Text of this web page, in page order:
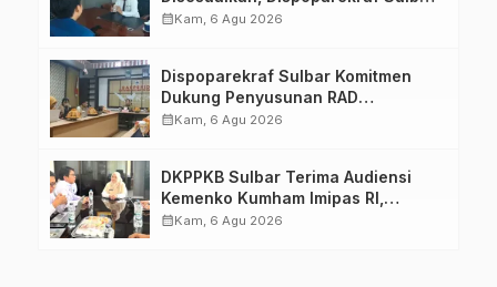
Pastikan Persiapan Tetap
calendar_monthKam, 6 Agu 2026
Dispoparekraf Sulbar Komitmen
Dukung Penyusunan RAD
TPB/SDGs Sulawesi Barat
calendar_monthKam, 6 Agu 2026
DKPPKB Sulbar Terima Audiensi
Kemenko Kumham Imipas RI,
Perkuat Pelayanan Kesehatan bagi
calendar_monthKam, 6 Agu 2026